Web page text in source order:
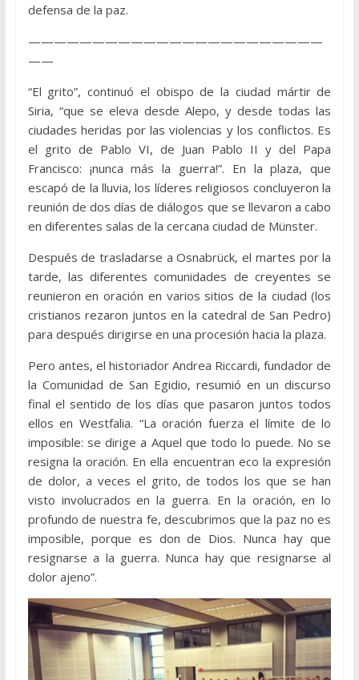
defensa de la paz.
———————————————————————
——
“El grito”, continuó el obispo de la ciudad mártir de
Siria, “que se eleva desde Alepo, y desde todas las
ciudades heridas por las violencias y los conflictos. Es
el grito de Pablo VI, de Juan Pablo II y del Papa
Francisco: ¡nunca más la guerra!”. En la plaza, que
escapó de la lluvia, los líderes religiosos concluyeron la
reunión de dos días de diálogos que se llevaron a cabo
en diferentes salas de la cercana ciudad de Münster.
Después de trasladarse a Osnabrück, el martes por la
tarde, las diferentes comunidades de creyentes se
reunieron en oración en varios sitios de la ciudad (los
cristianos rezaron juntos en la catedral de San Pedro)
para después dirigirse en una procesión hacia la plaza.
Pero antes, el historiador Andrea Riccardi, fundador de
la Comunidad de San Egidio, resumió en un discurso
final el sentido de los días que pasaron juntos todos
ellos en Westfalia. “La oración fuerza el límite de lo
imposible: se dirige a Aquel que todo lo puede. No se
resigna la oración. En ella encuentran eco la expresión
de dolor, a veces el grito, de todos los que se han
visto involucrados en la guerra. En la oración, en lo
profundo de nuestra fe, descubrimos que la paz no es
imposible, porque es don de Dios. Nunca hay que
resignarse a la guerra. Nunca hay que resignarse al
dolor ajeno”.